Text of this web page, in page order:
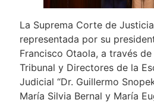
La Suprema Corte de
representada por su
Francisco Otaola, a través
Tribunal y Directores de la
Judicial “Dr. Guillermo
María Silvia Bernal y María